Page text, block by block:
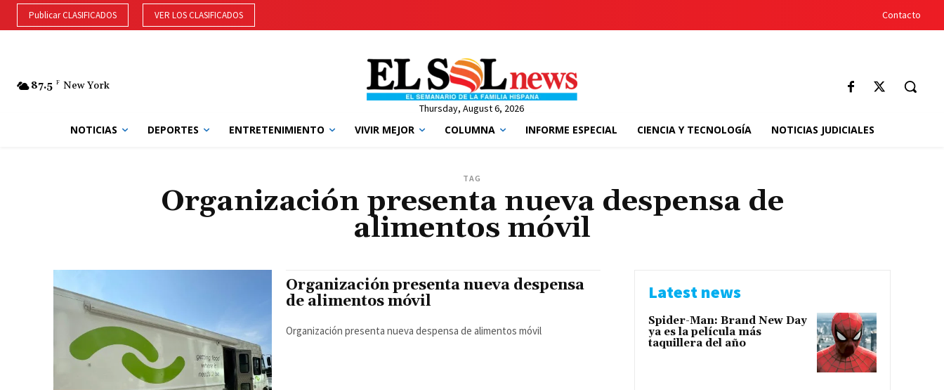
Publicar CLASIFICADOS VER LOS CLASIFICADOS Contacto
87.5 F New York
Thursday, August 6, 2026
NOTICIAS DEPORTES ENTRETENIMIENTO VIVIR MEJOR COLUMNA INFORME ESPECIAL CIENCIA Y TECNOLOGÍA NOTICIAS JUDICIALES
TAG
Organización presenta nueva despensa de
alimentos móvil
Organización presenta nueva despensa
de alimentos móvil
Organización presenta nueva despensa de alimentos móvil
Latest news
Spider-Man: Brand New Day
ya es la película más
taquillera del año